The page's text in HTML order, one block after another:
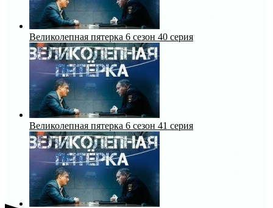
Великолепная пятерка 6 сезон 40 серия
Великолепная пятерка 6 сезон 41 серия